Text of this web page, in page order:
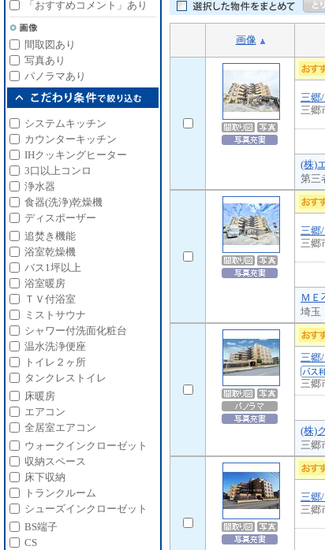
画像
三郷
三郷
(株)
第三
三郷
三郷
ＭＥ
埼玉
三郷
三郷
(株)
三郷
三郷
三郷
「おすすめコメント」あり
間取図あり
写真あり
パノラマあり
システムキッチン
カウンターキッチン
IHクッキングヒーター
3口以上コンロ
浄水器
食器(洗浄)乾燥機
ディスポーザー
追焚き機能
浴室乾燥機
バス1坪以上
浴室暖房
ＴＶ付浴室
ミストサウナ
シャワー付洗面化粧台
温水洗浄便座
トイレ２ヶ所
タンクレストイレ
床暖房
エアコン
全居室エアコン
ウォークインクローゼット
収納スペース
床下収納
トランクルーム
シューズインクローゼット
BS端子
CS